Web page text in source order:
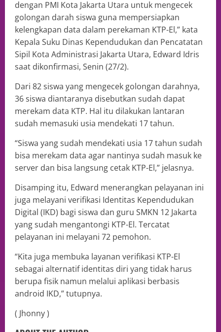
dengan PMI Kota Jakarta Utara untuk mengecek
golongan darah siswa guna mempersiapkan
kelengkapan data dalam perekaman KTP-El,” kata
Kepala Suku Dinas Kependudukan dan Pencatatan
Sipil Kota Administrasi Jakarta Utara, Edward Idris
saat dikonfirmasi, Senin (27/2).
Dari 82 siswa yang mengecek golongan darahnya,
36 siswa diantaranya disebutkan sudah dapat
merekam data KTP. Hal itu dilakukan lantaran
sudah memasuki usia mendekati 17 tahun.
“Siswa yang sudah mendekati usia 17 tahun sudah
bisa merekam data agar nantinya sudah masuk ke
server dan bisa langsung cetak KTP-El,” jelasnya.
Disamping itu, Edward menerangkan pelayanan ini
juga melayani verifikasi Identitas Kependudukan
Digital (IKD) bagi siswa dan guru SMKN 12 Jakarta
yang sudah mengantongi KTP-El. Tercatat
pelayanan ini melayani 72 pemohon.
“Kita juga membuka layanan verifikasi KTP-El
sebagai alternatif identitas diri yang tidak harus
berupa fisik namun melalui aplikasi berbasis
android IKD,” tutupnya.
( Jhonny )